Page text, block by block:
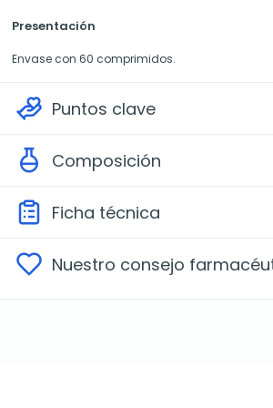
Presentación
Envase con 60 comprimidos.
Puntos clave
Composición
Ficha técnica
Nuestro consejo